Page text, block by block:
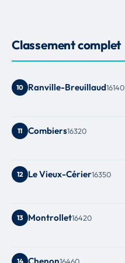
Classement complet
10 Ranville-Breuillaud16140
11 Combiers16320
12 Le Vieux-Cérier16350
13 Montrollet16420
14 Chenon16460